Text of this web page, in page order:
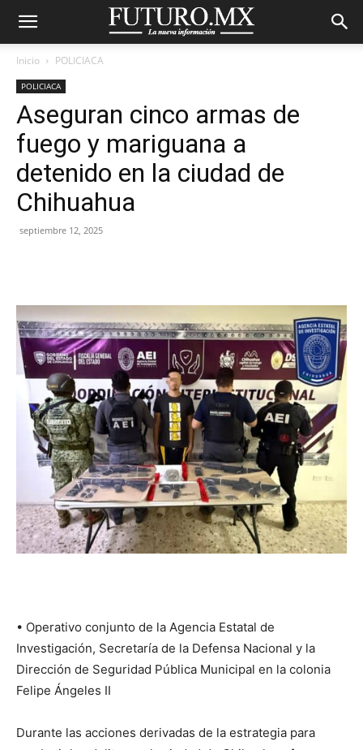
Inicio POLICIACA
POLICIACA
Aseguran cinco armas de
fuego y mariguana a
detenido en la ciudad de
Chihuahua
septiembre 12, 2025
•⁠ ⁠Operativo conjunto de la Agencia Estatal de
Investigación, Secretaría de la Defensa Nacional y la
Dirección de Seguridad Pública Municipal en la colonia
Felipe Ángeles II
Durante las acciones derivadas de la estrategia para